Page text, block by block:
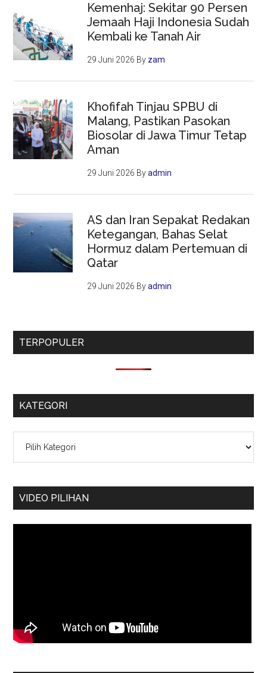
Kemenhaj: Sekitar 90 Persen
Jemaah Haji Indonesia Sudah
Kembali ke Tanah Air
29 Juni 2026 By zam
Khofifah Tinjau SPBU di
Malang, Pastikan Pasokan
Biosolar di Jawa Timur Tetap
Aman
29 Juni 2026 Byadmin
AS dan Iran Sepakat Redakan
Ketegangan, Bahas Selat
Hormuz dalam Pertemuan di
Qatar
29 Juni 2026 Byadmin
TERPOPULER
KATEGORI
VIDEO PILIHAN